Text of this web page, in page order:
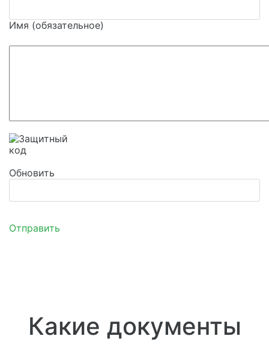
Имя (обязательное)
Обновить
Отправить
Какие документы